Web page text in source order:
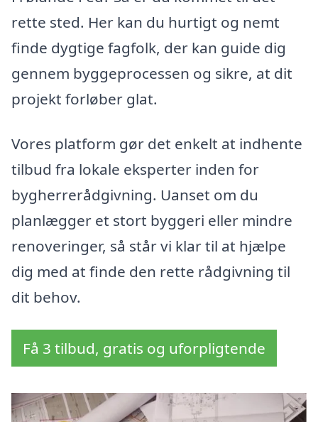
rette sted. Her kan du hurtigt og nemt
finde dygtige fagfolk, der kan guide dig
gennem byggeprocessen og sikre, at dit
projekt forløber glat.
Vores platform gør det enkelt at indhente
tilbud fra lokale eksperter inden for
bygherrerådgivning. Uanset om du
planlægger et stort byggeri eller mindre
renoveringer, så står vi klar til at hjælpe
dig med at finde den rette rådgivning til
dit behov.
Få 3 tilbud, gratis og uforpligtende